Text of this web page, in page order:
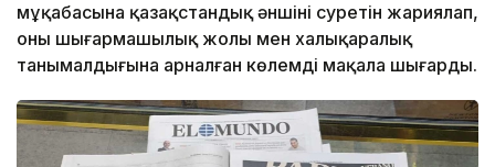
мұқабасына қазақстандық әншінің суретін жариялап,
оның шығармашылық жолы мен халықаралық
танымалдығына арналған көлемді мақала шығарды.